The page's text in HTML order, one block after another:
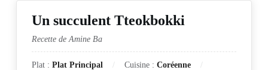
Un succulent Tteokbokki
Recette de Amine Ba
Plat : Plat Principal Cuisine : Coréenne